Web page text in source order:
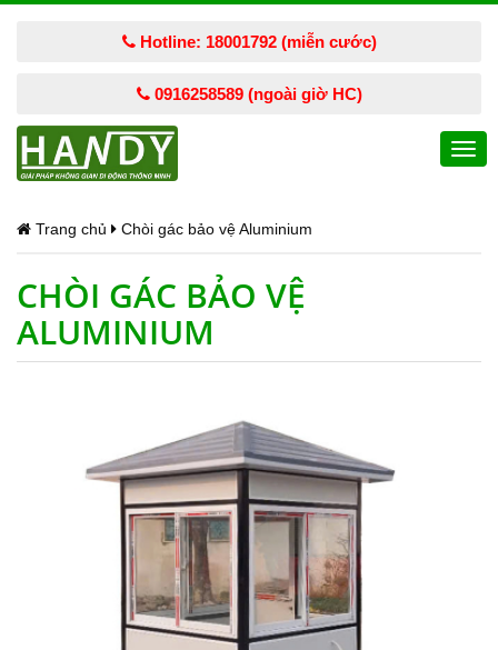
Hotline: 18001792 (miễn cước)
0916258589 (ngoài giờ HC)
Trang chủ Chòi gác bảo vệ Aluminium
CHÒI GÁC BẢO VỆ
ALUMINIUM